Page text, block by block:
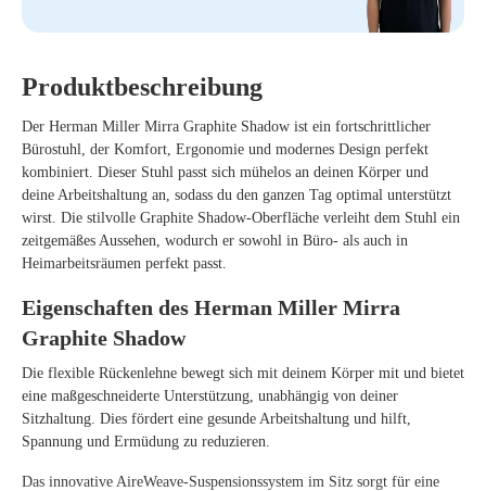
Produktbeschreibung
Der Herman Miller Mirra Graphite Shadow ist ein fortschrittlicher
Bürostuhl, der Komfort, Ergonomie und modernes Design perfekt
kombiniert. Dieser Stuhl passt sich mühelos an deinen Körper und
deine Arbeitshaltung an, sodass du den ganzen Tag optimal unterstützt
wirst. Die stilvolle Graphite Shadow-Oberfläche verleiht dem Stuhl ein
zeitgemäßes Aussehen, wodurch er sowohl in Büro- als auch in
Heimarbeitsräumen perfekt passt.
Eigenschaften des Herman Miller Mirra
Graphite Shadow
Die flexible Rückenlehne bewegt sich mit deinem Körper mit und bietet
eine maßgeschneiderte Unterstützung, unabhängig von deiner
Sitzhaltung. Dies fördert eine gesunde Arbeitshaltung und hilft,
Spannung und Ermüdung zu reduzieren.
Das innovative AireWeave-Suspensionssystem im Sitz sorgt für eine